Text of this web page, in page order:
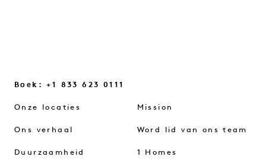
Boek: +1 833 623 0111
Onze locaties
Ons verhaal
Duurzaamheid
Mission
Word lid van ons team
1 Homes